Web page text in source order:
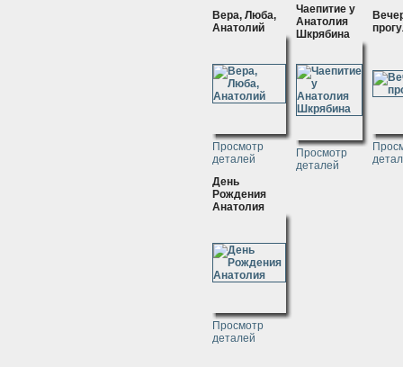
Вера, Люба,
Анатолий
Просмотр
деталей
Чаепитие у
Анатолия
Шкрябина
Просмотр
деталей
День
Рождения
Анатолия
Просмотр
деталей